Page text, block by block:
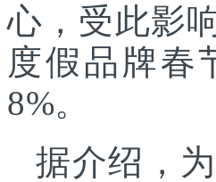
心，受此影
度假品牌春
8%。
据介绍，